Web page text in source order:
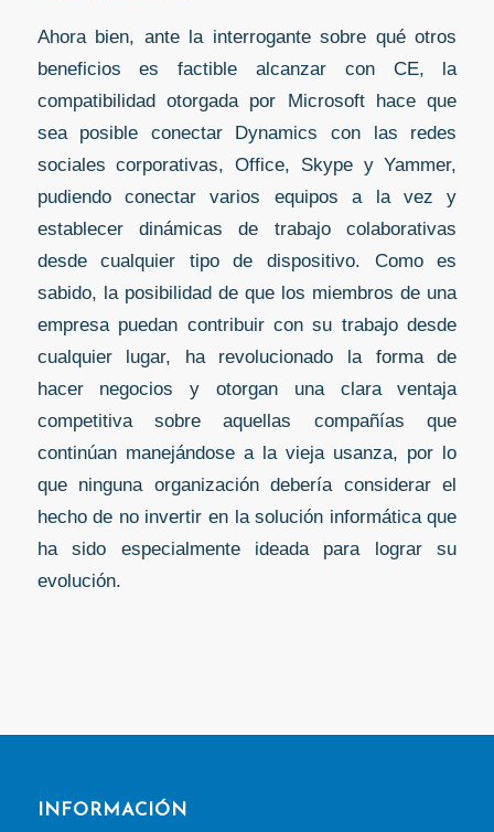
Ahora bien, ante la interrogante sobre qué otros
beneficios es factible alcanzar con CE, la
compatibilidad otorgada por Microsoft hace que
sea posible conectar Dynamics con las redes
sociales corporativas, Office, Skype y Yammer,
pudiendo conectar varios equipos a la vez y
establecer dinámicas de trabajo colaborativas
desde cualquier tipo de dispositivo. Como es
sabido, la posibilidad de que los miembros de una
empresa puedan contribuir con su trabajo desde
cualquier lugar, ha revolucionado la forma de
hacer negocios y otorgan una clara ventaja
competitiva sobre aquellas compañías que
continúan manejándose a la vieja usanza, por lo
que ninguna organización debería considerar el
hecho de no invertir en la solución informática que
ha sido especialmente ideada para lograr su
evolución.
INFORMACIÓN